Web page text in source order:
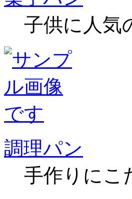
子供に人気
調理パン
手作りにこ